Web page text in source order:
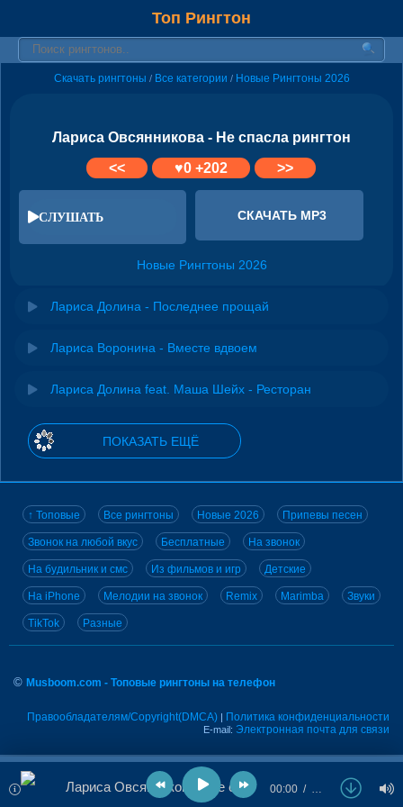
Топ Рингтон
Скачать рингтоны / Все категории / Новые Рингтоны 2026
Лариса Овсянникова - Не спасла рингтон
<<
♥0+202 >>
СЛУШАТЬ СКАЧАТЬ MP3
Новые Рингтоны 2026
Лариса Долина - Последнее прощай
Лариса Воронина - Вместе вдвоем
Лариса Долина feat. Маша Шейх - Ресторан
ПОКАЗАТЬ ЕЩЁ
↑ Топовые Все рингтоны Новые 2026 Припевы песен
Звонок на любой вкус Бесплатные На звонок
На будильник и смс Из фильмов и игр Детские
На iPhone Мелодии на звонок Remix Marimba Звуки
TikTok Разные
© Musboom.com - Топовые рингтоны на телефон
Правообладателям/Copyright(DMCA) | Политика конфиденциальности
E-mail: Электронная почта для связи
Лариса Овсянникова - Не спасла 00:00 …